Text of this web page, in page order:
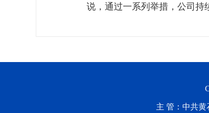
说，通过一系列举措，公司
主 管：中共黄